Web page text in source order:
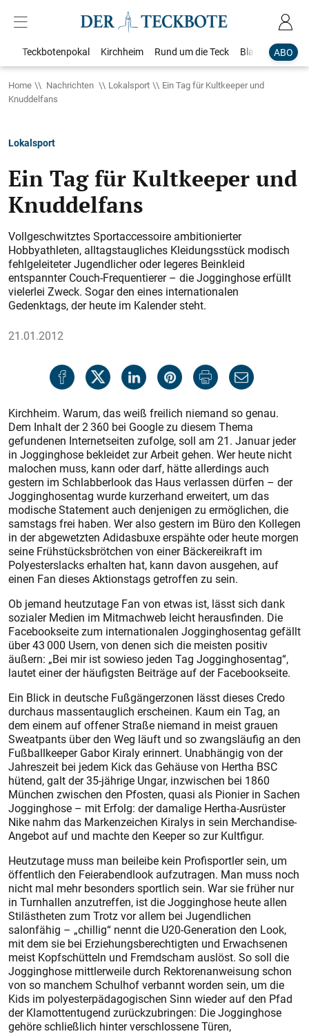
ABO
Teckbotenpokal Kirchheim Rund um die Teck Blaulicht
Home Nachrichten Lokalsport
Ein Tag für Kultkeeper und
Knuddelfans
Lokalsport
Ein Tag für Kultkeeper und
Knuddelfans
Vollgeschwitztes Sportaccessoire ambitionierter
Hobbyathleten, alltagstaugliches Kleidungsstück modisch
fehlgeleiteter Jugendlicher oder legeres Beinkleid
entspannter Couch-Frequentierer – die Jogginghose erfüllt
vielerlei Zweck. Sogar den eines internationalen
Gedenktags, der heute im Kalender steht.
21.01.2012
Kirchheim. Warum, das weiß freilich niemand so genau.
Dem Inhalt der 2 360 bei Google zu diesem Thema
gefundenen Internetseiten zufolge, soll am 21. Januar jeder
in Jogginghose bekleidet zur Arbeit gehen. Wer heute nicht
malochen muss, kann oder darf, hätte allerdings auch
gestern im Schlabberlook das Haus verlassen dürfen – der
Jogginghosentag wurde kurzerhand erweitert, um das
modische Statement auch denjenigen zu ermöglichen, die
samstags frei haben. Wer also gestern im Büro den Kollegen
in der abgewetzten Adidasbuxe erspähte oder heute morgen
seine Frühstücksbrötchen von einer Bäckereikraft im
Polyesterslacks erhalten hat, kann davon ausgehen, auf
einen Fan dieses Aktionstags getroffen zu sein.
Ob jemand heutzutage Fan von etwas ist, lässt sich dank
sozialer Medien im Mitmachweb leicht herausfinden. Die
Facebookseite zum internationalen Jogginghosentag gefällt
über 43 000 Usern, von denen sich die meisten positiv
äußern: „Bei mir ist sowieso jeden Tag Jogginghosentag“,
lautet einer der häufigsten Beiträge auf der Facebookseite.
Ein Blick in deutsche Fußgängerzonen lässt dieses Credo
durchaus massentauglich erscheinen. Kaum ein Tag, an
dem einem auf offener Straße niemand in meist grauen
Sweat­pants über den Weg läuft und so zwangsläufig an den
Fußballkeeper Gabor Kiraly erinnert. Unabhängig von der
Jahreszeit bei jedem Kick das Gehäuse von Hertha BSC
hütend, galt der 35-jährige Ungar, inzwischen bei 1860
München zwischen den Pfosten, quasi als Pionier in Sachen
Jogginghose – mit Erfolg: der damalige Hertha-Ausrüster
Nike nahm das Markenzeichen Kiralys in sein Merchandise-
Angebot auf und machte den Keeper so zur Kultfigur.
Heutzutage muss man beileibe kein Profisportler sein, um
öffentlich den Feierabendlook aufzutragen. Man muss noch
nicht mal mehr besonders sportlich sein. War sie früher nur
in Turnhallen anzutreffen, ist die Jogginghose heute allen
Stilästheten zum Trotz vor allem bei Jugendlichen
salonfähig – „chillig“ nennt die U20-Generation den Look,
mit dem sie bei Erziehungsberechtigten und Erwachsenen
meist Kopfschütteln und Fremdscham auslöst. So soll die
Jogginghose mittlerweile durch Rektorenanweisung schon
von so manchem Schulhof verbannt worden sein, um die
Kids im polyesterpädagogischen Sinn wieder auf den Pfad
der Klamottentugend zurückzubringen: Die Jogginghose
gehöre schließlich hinter verschlossene Türen,